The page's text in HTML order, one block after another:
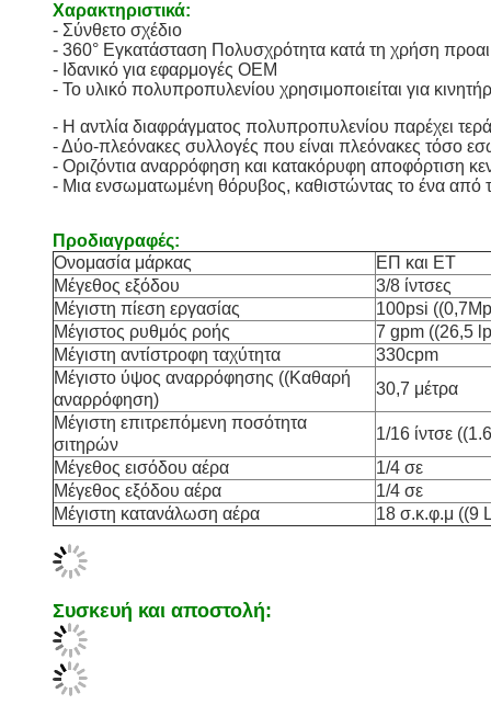
Χαρακτηριστικά:
- Σύνθετο σχέδιο
- 360° Εγκατάσταση Πολυσχρότητα κατά τη χρήση
- Ιδανικό για εφαρμογές OEM
- Το υλικό πολυπροπυλενίου χρησιμοποιείται για
- Η αντλία διαφράγματος πολυπροπυλενίου παρέχει
- Δύο-πλεόνακες συλλογές που είναι πλεόνακες τόσο
- Οριζόντια αναρρόφηση και κατακόρυφη αποφόρτιση
- Μια ενσωματωμένη θόρυβος, καθιστώντας το ένα από
Προδιαγραφές:
Ονομασία μάρκας
ΕΠ και ΕΤ
Μέγεθος εξόδου
3/8 ίντσες
Μέγιστη πίεση εργασίας
100psi
Μέγιστος ρυθμός ροής
7 gpm ((26,5
Μέγιστη αντίστροφη ταχύτητα
330cpm
Μέγιστο ύψος αναρρόφησης ((Καθαρή
αναρρόφηση)
30,7 μέτρα
Μέγιστη επιτρεπόμενη ποσότητα
σιτηρών
1/16 ίντσε
Μέγεθος εισόδου αέρα
1/4 σε
Μέγεθος εξόδου αέρα
1/4 σε
Μέγιστη κατανάλωση αέρα
18 σ.κ.φ.μ ((9
Συσκευή και αποστολή: